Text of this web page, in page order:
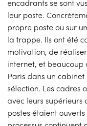
encadrants se sont
leur poste.
propre poste ou sur
la trappe. Ils ont été
motivation, de
internet, et beaucoup
Paris dans un
sélection. Les cadres
avec leurs supérieurs
postes étaient